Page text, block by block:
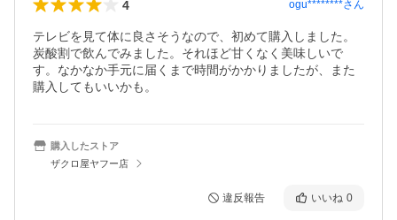
4 ogu********さん
テレビを見て体に良さそうなので、初めて購入しました。
炭酸割で飲んでみました。それほど甘くなく美味しいで
す。なかなか手元に届くまで時間がかかりましたが、また
購入してもいいかも。
購入したストア
ザクロ屋ヤフー店
違反報告 いいね 0